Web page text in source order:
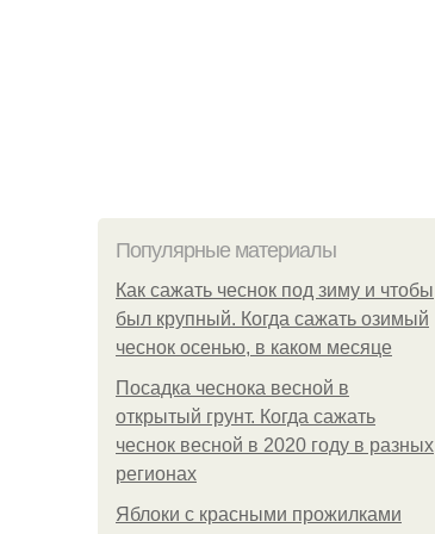
Популярные материалы
Как сажать чеснок под зиму и чтобы
был крупный. Когда сажать озимый
чеснок осенью, в каком месяце
Посадка чеснока весной в
открытый грунт. Когда сажать
чеснок весной в 2020 году в разных
регионах
Яблоки с красными прожилками